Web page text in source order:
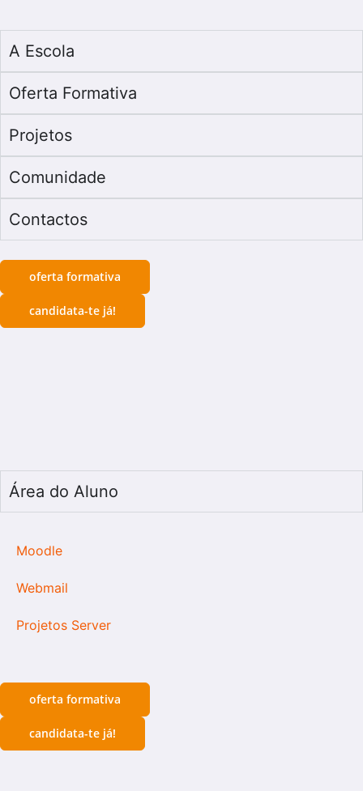
A Escola
Oferta Formativa
Projetos
Comunidade
Contactos
oferta formativa
candidata-te já!
Área do Aluno
Moodle
Webmail
Projetos Server
oferta formativa
candidata-te já!